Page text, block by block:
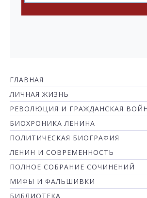
ГЛАВНАЯ
ЛИЧНАЯ ЖИЗНЬ
РЕВОЛЮЦИЯ И ГРАЖДАНСКАЯ
БИОХРОНИКА ЛЕНИНА
ПОЛИТИЧЕСКАЯ БИОГРАФИЯ
ЛЕНИН И СОВРЕМЕННОСТЬ
ПОЛНОЕ СОБРАНИЕ СОЧИНЕНИЙ
МИФЫ И ФАЛЬШИВКИ
БИБЛИОТЕКА